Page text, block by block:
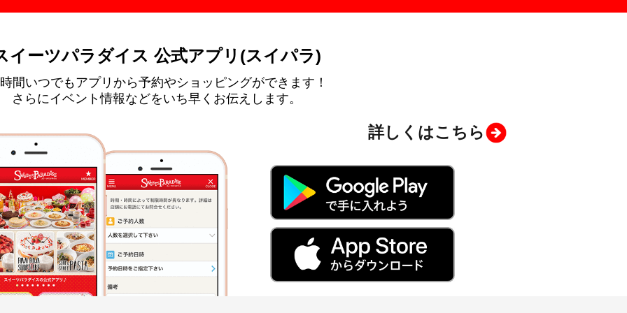
イーツパラダイス 公式アプリ(スイパラ)
間いつでもアプリから予約やショッピングができます！
さらにイベント情報などをいち早くお伝えします。
詳しくはこちら